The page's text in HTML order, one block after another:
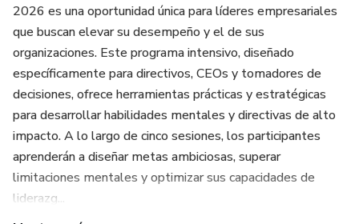
2026 es una oportunidad única para líderes empresariales
que buscan elevar su desempeño y el de sus
organizaciones. Este programa intensivo, diseñado
específicamente para directivos, CEOs y tomadores de
decisiones, ofrece herramientas prácticas y estratégicas
para desarrollar habilidades mentales y directivas de alto
impacto. A lo largo de cinco sesiones, los participantes
aprenderán a diseñar metas ambiciosas, superar
limitaciones mentales y optimizar sus capacidades de
liderazg...